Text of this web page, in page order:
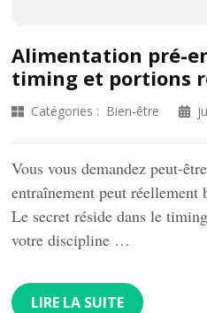
Alimentation pré-
timing et portions
Catégories : Bien-être
Vous vous demandez peut-
entraînement peut réellement
Le secret réside dans le
votre discipline …
LIRE LA SUITE